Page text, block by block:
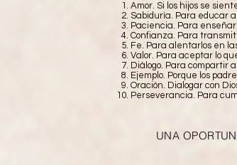
Amor. Si los hijos se
Sabiduría. Para educar
Paciencia. Para
Confianza. Para
Fe. Para alentarlos en
Valor. Para aceptar lo
Diálogo. Para compartir
Ejemplo. Porque los
Oración. Dialogar con
Perseverancia. Para
UNA